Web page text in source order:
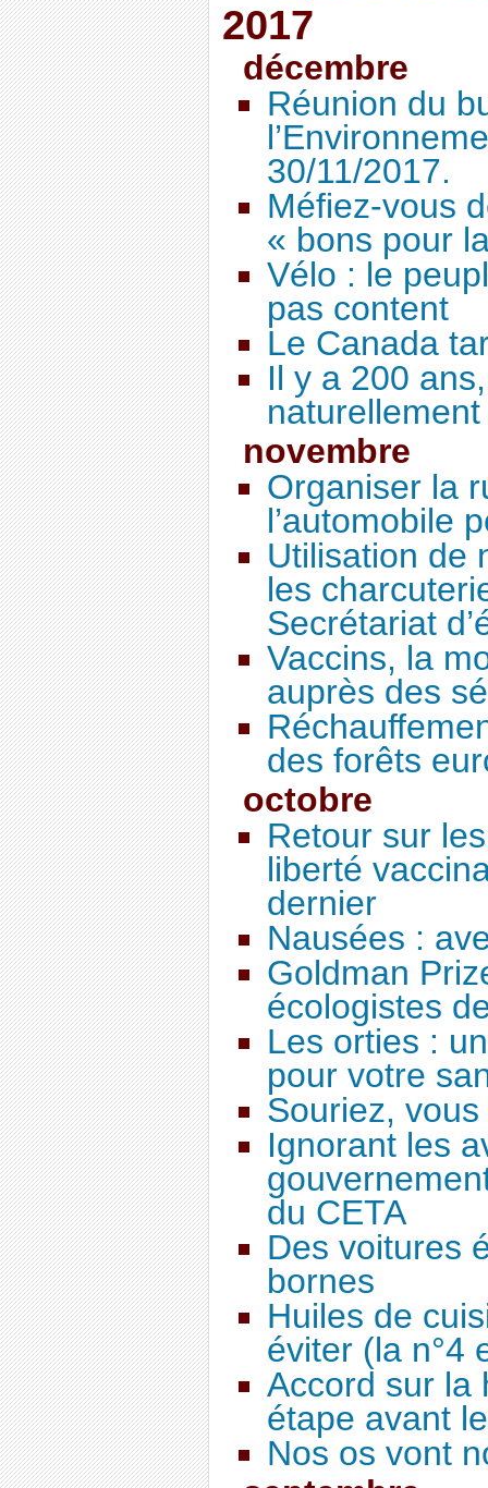
2017
décembre
Réunion du
30/11/2017.
Méfiez-vous
« bons pour
Vélo : le
pas content
Le Canada
Il y a 200
novembre
Organiser la
l’automobile
Utilisation de
les
Secrétariat
Vaccins, la
auprès des
des forêts
octobre
Retour sur
liberté
dernier
Nausées :
Goldman
écologistes
Les orties :
pour votre
Souriez,
Ignorant les
du CETA
Des voitures
bornes
Huiles de
éviter (la n°4
Accord sur la
étape avant
Nos os vont